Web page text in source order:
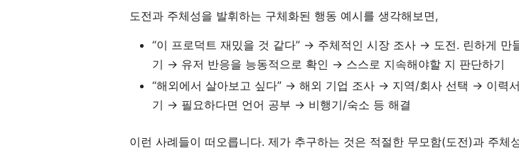
도전과 주체성을 발휘하는 구체화된 행동 예시를 생각해보면,
“이 프로덕트 재밌을 것 같다” → 주체적인 시장 조사 → 도전. 린하게 만
기 → 유저 반응을 능동적으로 확인 → 스스로 지속해야할 지 판단하기
“해외에서 살아보고 싶다” → 해외 기업 조사 → 지역/회사 선택 → 이력
기 → 필요하다면 언어 공부 → 비행기/숙소 등 해결
이런 사례들이 떠오릅니다. 제가 추구하는 것은 적절한 무모함(도전)과 주체